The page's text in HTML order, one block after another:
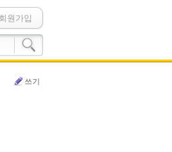
회원가입
쓰기